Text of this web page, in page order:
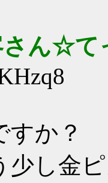
さん☆て
すか？
少し金